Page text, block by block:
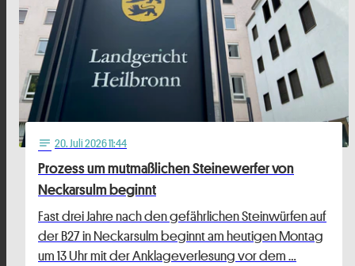
notes 20. Juli 2026 11:44
Prozess um mutmaßlichen Steinewerfer von
Neckarsulm beginnt
Fast drei Jahre nach den gefährlichen Steinwürfen auf
der B27 in Neckarsulm beginnt am heutigen Montag
um 13 Uhr mit der Anklageverlesung vor dem …